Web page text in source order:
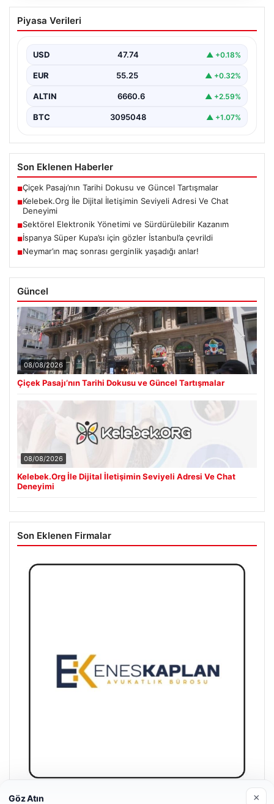
Kelebek.Org İle Dijital İletişimin Seviyeli
Adresi Ve Chat Deneyimi
irtibat kurması büyük bir önem taşımaktadır. Güncel
olarak…
Piyasa Verileri
USD 47.74 ▲ +0.18%
EUR 55.25 ▲ +0.32%
ALTIN 6660.6 ▲ +2.59%
BTC 3095048 ▲ +1.07%
Son Eklenen Haberler
■Çiçek Pasajı’nın Tarihi Dokusu ve Güncel Tartışmalar
■Kelebek.Org İle Dijital İletişimin Seviyeli Adresi Ve Chat
Deneyimi
■Sektörel Elektronik Yönetimi ve Sürdürülebilir Kazanım
■İspanya Süper Kupa’sı için gözler İstanbul’a çevrildi
■Neymar’ın maç sonrası gerginlik yaşadığı anlar!
Güncel
08/08/2026
Çiçek Pasajı’nın Tarihi Dokusu ve Güncel Tartışmalar
08/08/2026
Kelebek.Org İle Dijital İletişimin Seviyeli Adresi Ve Chat
Deneyimi
Son Eklenen Firmalar
Göz Atın ×